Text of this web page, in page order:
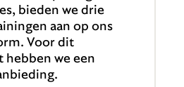
bieden we drie
aan op ons
Voor dit
we een